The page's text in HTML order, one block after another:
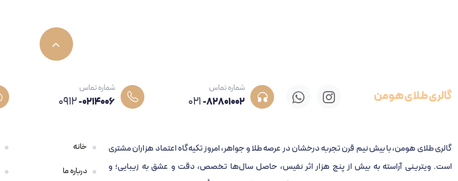
گالری طلای هومن شماره تماس
021-82801002
شماره تماس
0912-0214006
گالری طلای هومن، با بیش نیم قرن تجربه‌ درخشان در عرصه طلا و جواهر، امروز تکیه‌گاه اعتماد هزاران مشتری
است. ویترینی آراسته به بیش از پنج هزار اثر نفیس، حاصل سال‌ها تخصص، دقت و عشق به زیبایی؛ و
خانه
درباره ما